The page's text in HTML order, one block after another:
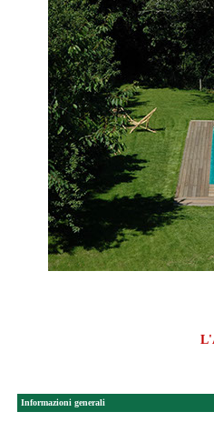
Informazioni generali